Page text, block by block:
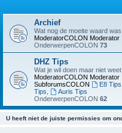
Archief
Wat nog de moeite waard
ModeratorCOLON Moderator
OnderwerpenCOLON 73
DHZ Tips
Wat je wil doen maar niet weet
ModeratorCOLON Moderator
SubforumsCOLON
E8 Tips
Tips
Auris Tips
OnderwerpenCOLON 62
U heeft niet de juiste permissies om